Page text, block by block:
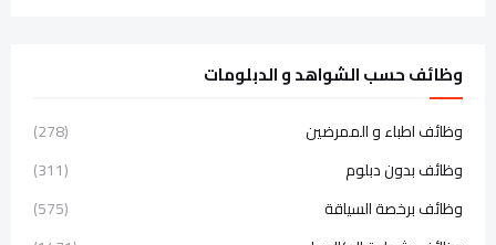
وظائف حسب الشواهد و الدبلومات
وظائف اطباء و الممرضين
(278)
وظائف بدون دبلوم
(311)
وظائف برخصة السياقة
(575)